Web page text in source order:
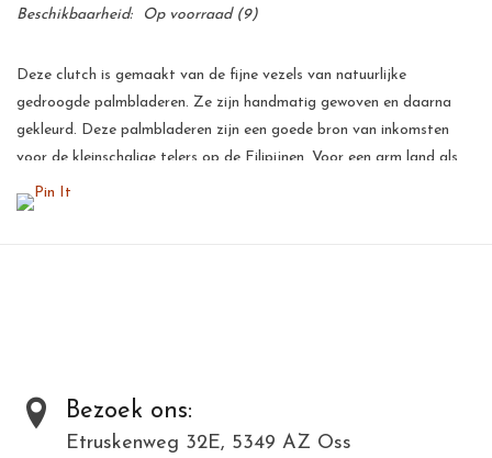
Beschikbaarheid: Op voorraad(9)
Deze clutch is gemaakt van de fijne vezels van natuurlijke
gedroogde palmbladeren. Ze zijn handmatig gewoven en daarna
gekleurd. Deze palmbladeren zijn een goede bron van inkomsten
voor de kleinschalige telers op de Filipijnen. Voor een arm land als
de Filipijnen betekent dit een flinke stimulans voor de
werkgelegenheid en voor velen de zekerheid van een menswaardig
Toevoegen om te vergelijken
Bezoek ons:
Etruskenweg 32E, 5349 AZ Oss